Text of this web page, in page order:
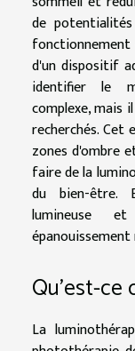
de
d'un dispositif
identifier le
complexe, mais
recherchés. Cet
zones d'ombre
faire de la
du bien-être.
lumineuse
Qu'est-ce
La